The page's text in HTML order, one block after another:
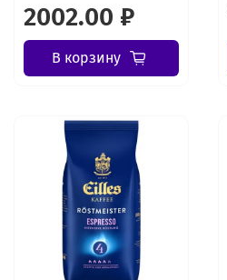
2002.00 ₽
В корзину